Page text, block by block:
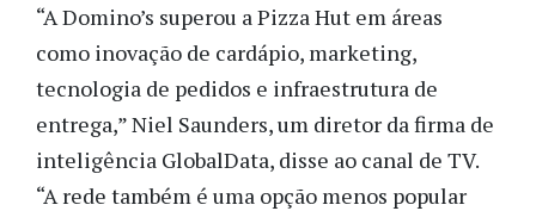
“A Domino’s superou a Pizza Hut em áreas
como inovação de cardápio, marketing,
tecnologia de pedidos e infraestrutura de
entrega,” Niel Saunders, um diretor da firma de
inteligência GlobalData, disse ao canal de TV.
“A rede também é uma opção menos popular